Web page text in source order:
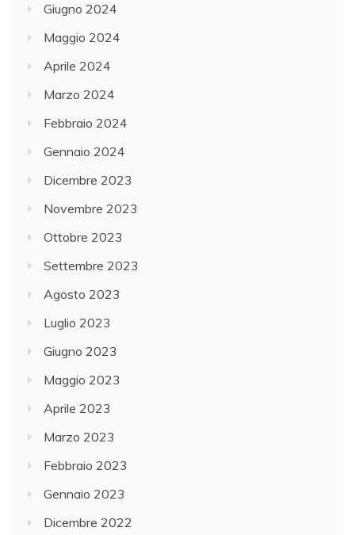
Giugno 2024
Maggio 2024
Aprile 2024
Marzo 2024
Febbraio 2024
Gennaio 2024
Dicembre 2023
Novembre 2023
Ottobre 2023
Settembre 2023
Agosto 2023
Luglio 2023
Giugno 2023
Maggio 2023
Aprile 2023
Marzo 2023
Febbraio 2023
Gennaio 2023
Dicembre 2022